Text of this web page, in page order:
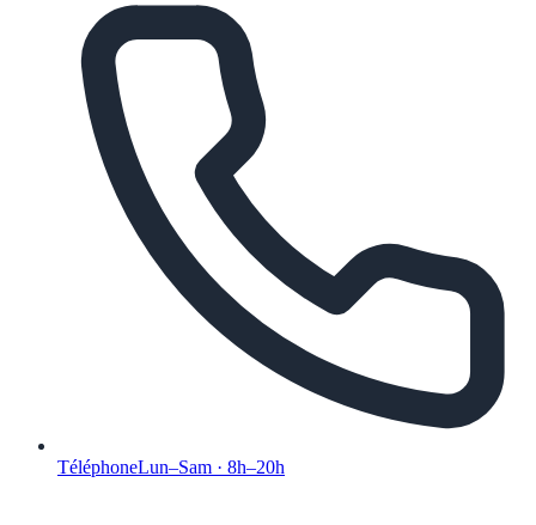
TéléphoneLun–Sam · 8h–20h